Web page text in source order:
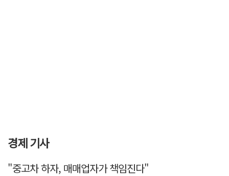
경제 기사
"중고차 하자, 매매업자가 책임진다"